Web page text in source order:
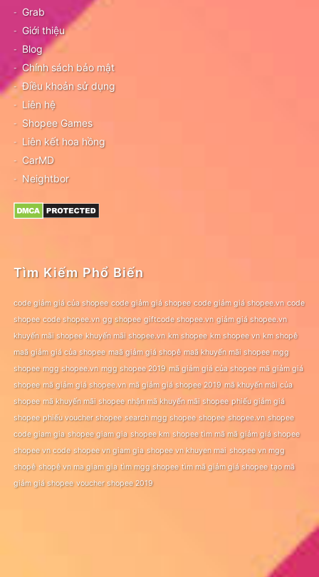
Grab
Giới thiệu
Blog
Chính sách bảo mật
Điều khoản sử dụng
Liên hệ
Shopee Games
Liên kết hoa hồng
CarMD
Neightbor
Tìm Kiếm Phổ Biến
code giảm giá của shopee code giảm giá shopee code giảm giá shopee.vn code
shopee code shopee.vn gg shopee giftcode shopee.vn giảm giá shopee.vn
khuyến mãi shopee khuyến mãi shopee.vn km shopee km shopee vn km shopê
maã giảm giá của shopee maã giảm giá shopê maã khuyến mãi shopee mgg
shopee mgg shopee.vn mgg shopee 2019 mã giảm giá của shopee mã giảm giá
shopee mã giảm giá shopee.vn mã giảm giá shopee 2019 mã khuyến mãi của
shopee mã khuyến mãi shopee nhận mã khuyến mãi shopee phiếu giảm giá
shopee phiếu voucher shopee search mgg shopee shopee shopee.vn shopee
code giam gia shopee giam gia shopee km shopee tìm mã mã giảm giá shopee
shopee vn code shopee vn giam gia shopee vn khuyen mai shopee vn mgg
shopê shopê vn ma giam gia tìm mgg shopee tìm mã giảm giá shopee tạo mã
giảm giá shopee voucher shopee 2019